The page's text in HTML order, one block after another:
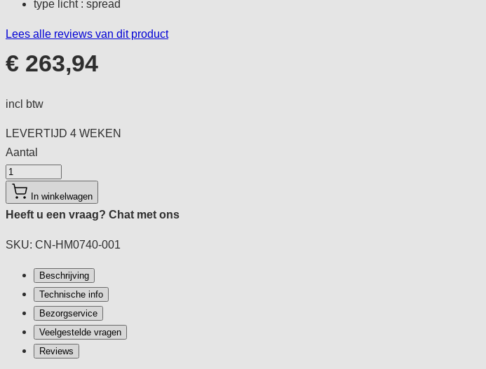
type licht : spread
Lees alle reviews van dit product
€ 263,94
incl btw
LEVERTIJD 4 WEKEN
Aantal
Aantal
In winkelwagen
Heeft u een vraag? Chat met ons
SKU: CN-HM0740-001
Beschrijving
Technische info
Bezorgservice
Veelgestelde vragen
Reviews